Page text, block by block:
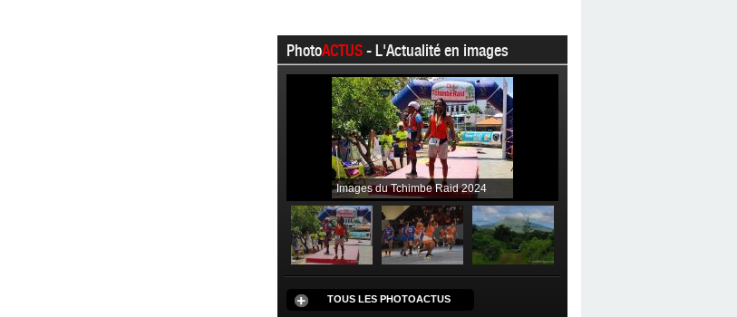
PhotoACTUS- L'Actualité en images
Images du Tchimbe Raid 2024
TOUS LES PHOTOACTUS